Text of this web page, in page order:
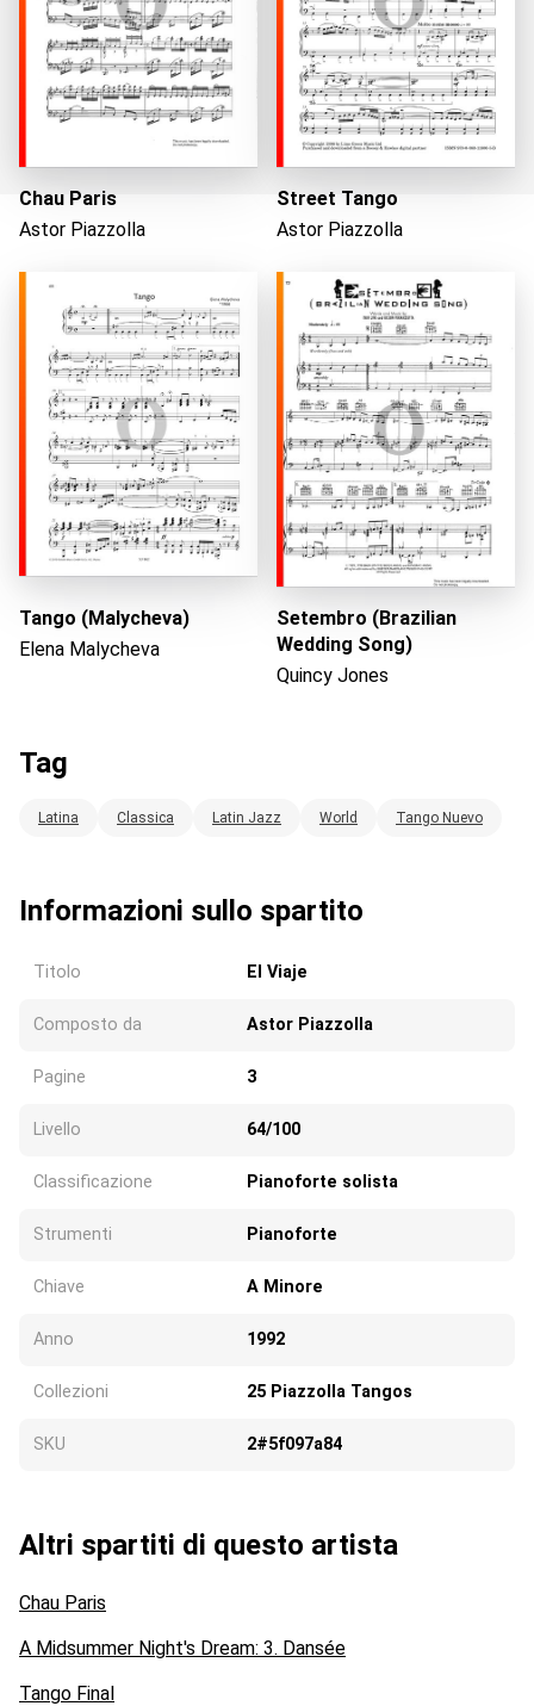
Caricando...
Chau Paris
Astor Piazzolla
Street Tango
Astor Piazzolla
Tango (Malycheva)
Elena Malycheva
Setembro (Brazilian
Wedding Song)
Quincy Jones
Tag
Latina Classica Latin Jazz World Tango Nuevo
Informazioni sullo spartito
Titolo El Viaje
Composto da Astor Piazzolla
Pagine 3
Livello 64/100
Classificazione Pianoforte solista
Strumenti Pianoforte
Chiave A Minore
Anno 1992
Collezioni 25 Piazzolla Tangos
SKU 2#5f097a84
Altri spartiti di questo artista
Chau Paris
A Midsummer Night's Dream: 3. Dansée
Tango Final